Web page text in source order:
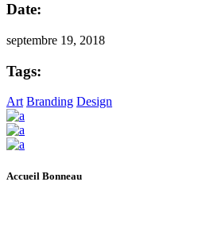
Date:
septembre 19, 2018
Tags:
Art Branding Design
Accueil Bonneau